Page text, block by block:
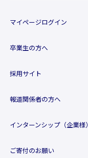
マイページログイン
卒業生の方へ
採用サイト
報道関係者の方へ
インターンシップ（企業様）
ご寄付のお願い